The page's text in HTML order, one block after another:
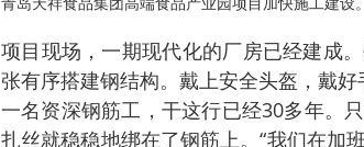
项目现场，一期现代化的厂房已经建成
张有序搭建钢结构。戴上安全头盔，戴
一名资深钢筋工，干这行已经30多年。
扎丝就稳稳地绑在了钢筋上。“我们在加